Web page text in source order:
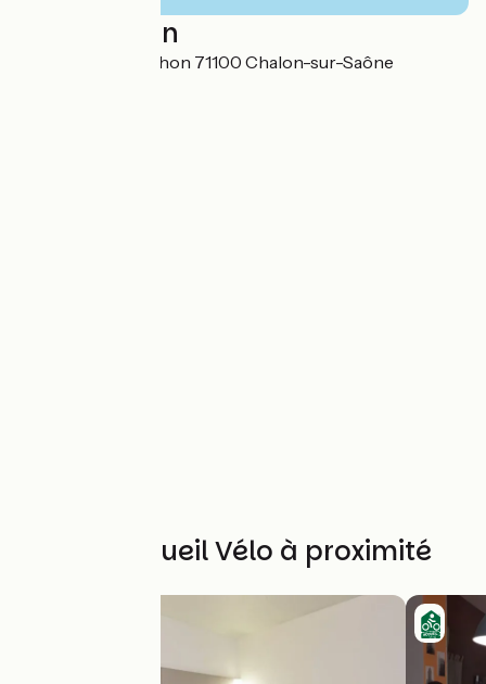
Localisation
9 Rue Raoul Ponchon 71100 Chalon-sur-Saône
Autres Accueil Vélo à proximité